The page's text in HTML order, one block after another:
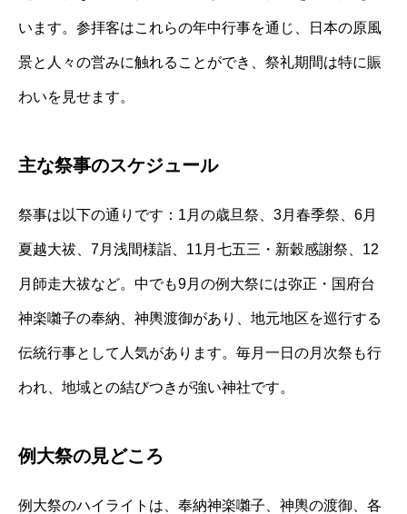
います。参拝客はこれらの年中行事を通じ、日本の原風
景と人々の営みに触れることができ、祭礼期間は特に賑
わいを見せます。
主な祭事のスケジュール
祭事は以下の通りです：1月の歳旦祭、3月春季祭、6月
夏越大祓、7月浅間様詣、11月七五三・新穀感謝祭、12
月師走大祓など。中でも9月の例大祭には弥正・国府台
神楽囃子の奉納、神輿渡御があり、地元地区を巡行する
伝統行事として人気があります。毎月一日の月次祭も行
われ、地域との結びつきが強い神社です。
例大祭の見どころ
例大祭のハイライトは、奉納神楽囃子、神輿の渡御、各